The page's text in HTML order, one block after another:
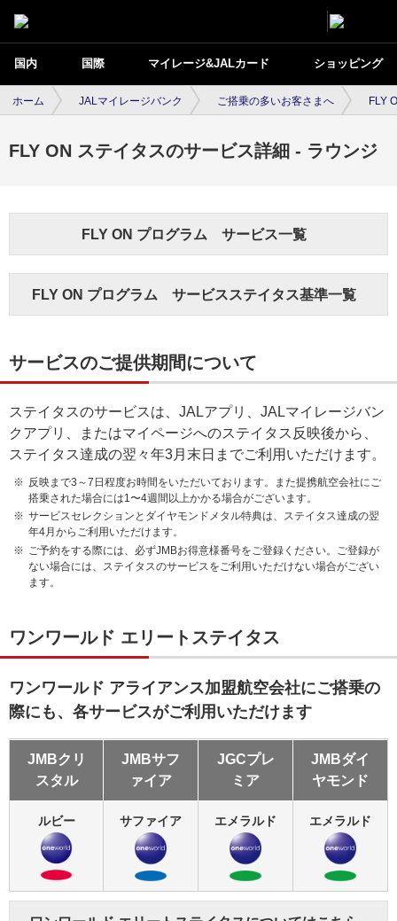
国内 国際 マイレージ&JALカード ショッピング
ホーム JALマイレージバンク ご搭乗の多いお客さまへ FLY
FLY ON ステイタスのサービス詳細 - ラウンジ
FLY ON プログラム サービス一覧
FLY ON プログラム サービスステイタス基準一覧
サービスのご提供期間について
ステイタスのサービスは、JALアプリ、JALマイレージバン
クアプリ、またはマイページへのステイタス反映後から、
ステイタス達成の翌々年3月末日までご利用いただけます。
反映まで3～7日程度お時間をいただいております。また提携航空会社にご
搭乗された場合には1〜4週間以上かかる場合がございます。
サービスセレクションとダイヤモンドメタル特典は、ステイタス達成の翌
年4月からご利用いただけます。
ご予約をする際には、必ずJMBお得意様番号をご登録ください。ご登録が
ない場合には、ステイタスのサービスをご利用いただけない場合がござい
ます。
ワンワールド エリートステイタス
ワンワールド アライアンス加盟航空会社にご搭乗の
際にも、各サービスがご利用いただけます
JMBクリ
スタル
JMBサフ
ァイア
JGCプレ
ミア
JMBダイ
ヤモンド
ルビー サファイア エメラルド エメラルド